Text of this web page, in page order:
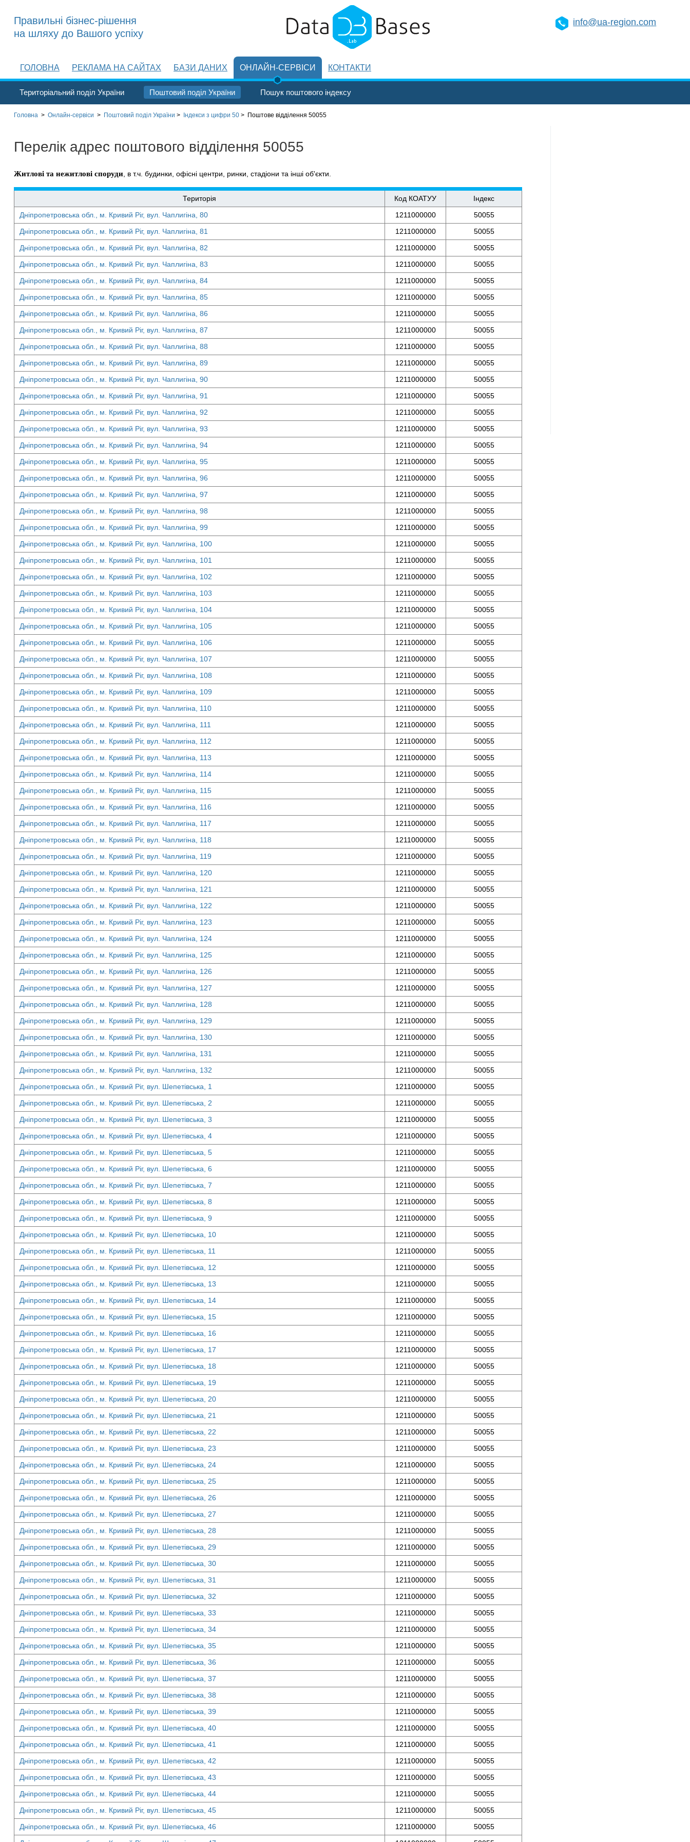
info@ua-region.com
Правильні бізнес-рішення
на шляху до Вашого успіху
ГОЛОВНА РЕКЛАМА НА САЙТАХ БАЗИ ДАНИХ ОНЛАЙН-СЕРВІСИ
Територіальний поділ України Поштовий поділ України Пошук поштового індексу
КОНТАКТИ
Головна > Онлайн-сервіси > Поштовий поділ України > Індекси з цифри 50 > Поштове відділення 50055
Перелік адрес поштового відділення 50055
Житлові та нежитлові споруди , в т.ч. будинки, офісні центри, ринки, стадіони та інші об'єкти.
Територія Код КОАТУУ
Індекс
Дніпропетровська обл., м. Кривий Ріг, вул. Чаплигіна, 80
1211000000
50055
Дніпропетровська обл., м. Кривий Ріг, вул. Чаплигіна, 81
1211000000
50055
Дніпропетровська обл., м. Кривий Ріг, вул. Чаплигіна, 82
1211000000
50055
Дніпропетровська обл., м. Кривий Ріг, вул. Чаплигіна, 83
1211000000
50055
Дніпропетровська обл., м. Кривий Ріг, вул. Чаплигіна, 84
1211000000
50055
Дніпропетровська обл., м. Кривий Ріг, вул. Чаплигіна, 85
1211000000
50055
Дніпропетровська обл., м. Кривий Ріг, вул. Чаплигіна, 86
1211000000
50055
Дніпропетровська обл., м. Кривий Ріг, вул. Чаплигіна, 87
1211000000
50055
Дніпропетровська обл., м. Кривий Ріг, вул. Чаплигіна, 88
1211000000
50055
Дніпропетровська обл., м. Кривий Ріг, вул. Чаплигіна, 89
1211000000
50055
Дніпропетровська обл., м. Кривий Ріг, вул. Чаплигіна, 90
1211000000
50055
Дніпропетровська обл., м. Кривий Ріг, вул. Чаплигіна, 91
1211000000
50055
Дніпропетровська обл., м. Кривий Ріг, вул. Чаплигіна, 92
1211000000
50055
Дніпропетровська обл., м. Кривий Ріг, вул. Чаплигіна, 93
1211000000
50055
Дніпропетровська обл., м. Кривий Ріг, вул. Чаплигіна, 94
1211000000
50055
Дніпропетровська обл., м. Кривий Ріг, вул. Чаплигіна, 95
1211000000
50055
Дніпропетровська обл., м. Кривий Ріг, вул. Чаплигіна, 96
1211000000
50055
Дніпропетровська обл., м. Кривий Ріг, вул. Чаплигіна, 97
1211000000
50055
Дніпропетровська обл., м. Кривий Ріг, вул. Чаплигіна, 98
1211000000
50055
Дніпропетровська обл., м. Кривий Ріг, вул. Чаплигіна, 99
1211000000
50055
Дніпропетровська обл., м. Кривий Ріг, вул. Чаплигіна, 100
1211000000
50055
Дніпропетровська обл., м. Кривий Ріг, вул. Чаплигіна, 101
1211000000
50055
Дніпропетровська обл., м. Кривий Ріг, вул. Чаплигіна, 102
1211000000
50055
Дніпропетровська обл., м. Кривий Ріг, вул. Чаплигіна, 103
1211000000
50055
Дніпропетровська обл., м. Кривий Ріг, вул. Чаплигіна, 104
1211000000
50055
Дніпропетровська обл., м. Кривий Ріг, вул. Чаплигіна, 105
1211000000
50055
Дніпропетровська обл., м. Кривий Ріг, вул. Чаплигіна, 106
1211000000
50055
Дніпропетровська обл., м. Кривий Ріг, вул. Чаплигіна, 107
1211000000
50055
Дніпропетровська обл., м. Кривий Ріг, вул. Чаплигіна, 108
1211000000
50055
Дніпропетровська обл., м. Кривий Ріг, вул. Чаплигіна, 109
1211000000
50055
Дніпропетровська обл., м. Кривий Ріг, вул. Чаплигіна, 110
1211000000
50055
Дніпропетровська обл., м. Кривий Ріг, вул. Чаплигіна, 111
1211000000
50055
Дніпропетровська обл., м. Кривий Ріг, вул. Чаплигіна, 112
1211000000
50055
Дніпропетровська обл., м. Кривий Ріг, вул. Чаплигіна, 113
1211000000
50055
Дніпропетровська обл., м. Кривий Ріг, вул. Чаплигіна, 114
1211000000
50055
Дніпропетровська обл., м. Кривий Ріг, вул. Чаплигіна, 115
1211000000
50055
Дніпропетровська обл., м. Кривий Ріг, вул. Чаплигіна, 116
1211000000
50055
Дніпропетровська обл., м. Кривий Ріг, вул. Чаплигіна, 117
1211000000
50055
Дніпропетровська обл., м. Кривий Ріг, вул. Чаплигіна, 118
1211000000
50055
Дніпропетровська обл., м. Кривий Ріг, вул. Чаплигіна, 119
1211000000
50055
Дніпропетровська обл., м. Кривий Ріг, вул. Чаплигіна, 120
1211000000
50055
Дніпропетровська обл., м. Кривий Ріг, вул. Чаплигіна, 121
1211000000
50055
Дніпропетровська обл., м. Кривий Ріг, вул. Чаплигіна, 122
1211000000
50055
Дніпропетровська обл., м. Кривий Ріг, вул. Чаплигіна, 123
1211000000
50055
Дніпропетровська обл., м. Кривий Ріг, вул. Чаплигіна, 124
1211000000
50055
Дніпропетровська обл., м. Кривий Ріг, вул. Чаплигіна, 125
1211000000
50055
Дніпропетровська обл., м. Кривий Ріг, вул. Чаплигіна, 126
1211000000
50055
Дніпропетровська обл., м. Кривий Ріг, вул. Чаплигіна, 127
1211000000
50055
Дніпропетровська обл., м. Кривий Ріг, вул. Чаплигіна, 128
1211000000
50055
Дніпропетровська обл., м. Кривий Ріг, вул. Чаплигіна, 129
1211000000
50055
Дніпропетровська обл., м. Кривий Ріг, вул. Чаплигіна, 130
1211000000
50055
Дніпропетровська обл., м. Кривий Ріг, вул. Чаплигіна, 131
1211000000
50055
Дніпропетровська обл., м. Кривий Ріг, вул. Чаплигіна, 132
1211000000
50055
Дніпропетровська обл., м. Кривий Ріг, вул. Шепетівська, 1
1211000000
50055
Дніпропетровська обл., м. Кривий Ріг, вул. Шепетівська, 2
1211000000
50055
Дніпропетровська обл., м. Кривий Ріг, вул. Шепетівська, 3
1211000000
50055
Дніпропетровська обл., м. Кривий Ріг, вул. Шепетівська, 4
1211000000
50055
Дніпропетровська обл., м. Кривий Ріг, вул. Шепетівська, 5
1211000000
50055
Дніпропетровська обл., м. Кривий Ріг, вул. Шепетівська, 6
1211000000
50055
Дніпропетровська обл., м. Кривий Ріг, вул. Шепетівська, 7
1211000000
50055
Дніпропетровська обл., м. Кривий Ріг, вул. Шепетівська, 8
1211000000
50055
Дніпропетровська обл., м. Кривий Ріг, вул. Шепетівська, 9
1211000000
50055
Дніпропетровська обл., м. Кривий Ріг, вул. Шепетівська, 10
1211000000
50055
Дніпропетровська обл., м. Кривий Ріг, вул. Шепетівська, 11
1211000000
50055
Дніпропетровська обл., м. Кривий Ріг, вул. Шепетівська, 12
1211000000
50055
Дніпропетровська обл., м. Кривий Ріг, вул. Шепетівська, 13
1211000000
50055
Дніпропетровська обл., м. Кривий Ріг, вул. Шепетівська, 14
1211000000
50055
Дніпропетровська обл., м. Кривий Ріг, вул. Шепетівська, 15
1211000000
50055
Дніпропетровська обл., м. Кривий Ріг, вул. Шепетівська, 16
1211000000
50055
Дніпропетровська обл., м. Кривий Ріг, вул. Шепетівська, 17
1211000000
50055
Дніпропетровська обл., м. Кривий Ріг, вул. Шепетівська, 18
1211000000
50055
Дніпропетровська обл., м. Кривий Ріг, вул. Шепетівська, 19
1211000000
50055
Дніпропетровська обл., м. Кривий Ріг, вул. Шепетівська, 20
1211000000
50055
Дніпропетровська обл., м. Кривий Ріг, вул. Шепетівська, 21
1211000000
50055
Дніпропетровська обл., м. Кривий Ріг, вул. Шепетівська, 22
1211000000
50055
Дніпропетровська обл., м. Кривий Ріг, вул. Шепетівська, 23
1211000000
50055
Дніпропетровська обл., м. Кривий Ріг, вул. Шепетівська, 24
1211000000
50055
Дніпропетровська обл., м. Кривий Ріг, вул. Шепетівська, 25
1211000000
50055
Дніпропетровська обл., м. Кривий Ріг, вул. Шепетівська, 26
1211000000
50055
Дніпропетровська обл., м. Кривий Ріг, вул. Шепетівська, 27
1211000000
50055
Дніпропетровська обл., м. Кривий Ріг, вул. Шепетівська, 28
1211000000
50055
Дніпропетровська обл., м. Кривий Ріг, вул. Шепетівська, 29
1211000000
50055
Дніпропетровська обл., м. Кривий Ріг, вул. Шепетівська, 30
1211000000
50055
Дніпропетровська обл., м. Кривий Ріг, вул. Шепетівська, 31
1211000000
50055
Дніпропетровська обл., м. Кривий Ріг, вул. Шепетівська, 32
1211000000
50055
Дніпропетровська обл., м. Кривий Ріг, вул. Шепетівська, 33
1211000000
50055
Дніпропетровська обл., м. Кривий Ріг, вул. Шепетівська, 34
1211000000
50055
Дніпропетровська обл., м. Кривий Ріг, вул. Шепетівська, 35
1211000000
50055
Дніпропетровська обл., м. Кривий Ріг, вул. Шепетівська, 36
1211000000
50055
Дніпропетровська обл., м. Кривий Ріг, вул. Шепетівська, 37
1211000000
50055
Дніпропетровська обл., м. Кривий Ріг, вул. Шепетівська, 38
1211000000
50055
Дніпропетровська обл., м. Кривий Ріг, вул. Шепетівська, 39
1211000000
50055
Дніпропетровська обл., м. Кривий Ріг, вул. Шепетівська, 40
1211000000
50055
Дніпропетровська обл., м. Кривий Ріг, вул. Шепетівська, 41
1211000000
50055
Дніпропетровська обл., м. Кривий Ріг, вул. Шепетівська, 42
1211000000
50055
Дніпропетровська обл., м. Кривий Ріг, вул. Шепетівська, 43
1211000000
50055
Дніпропетровська обл., м. Кривий Ріг, вул. Шепетівська, 44
1211000000
50055
Дніпропетровська обл., м. Кривий Ріг, вул. Шепетівська, 45
1211000000
50055
Дніпропетровська обл., м. Кривий Ріг, вул. Шепетівська, 46
1211000000
50055